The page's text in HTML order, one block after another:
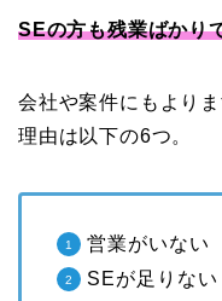
SEの方も残業ばかり
会社や案件にもより
理由は以下の6つ。
営業がいない
SEが足りない